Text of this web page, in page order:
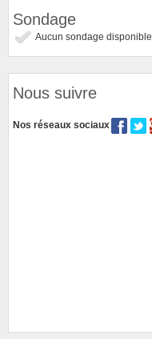
Sondage
Aucun sondage disponible
Nous suivre
Nos réseaux sociaux